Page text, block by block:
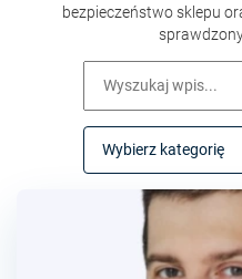
bezpieczeństwo sklepu
Wybierz kategorię